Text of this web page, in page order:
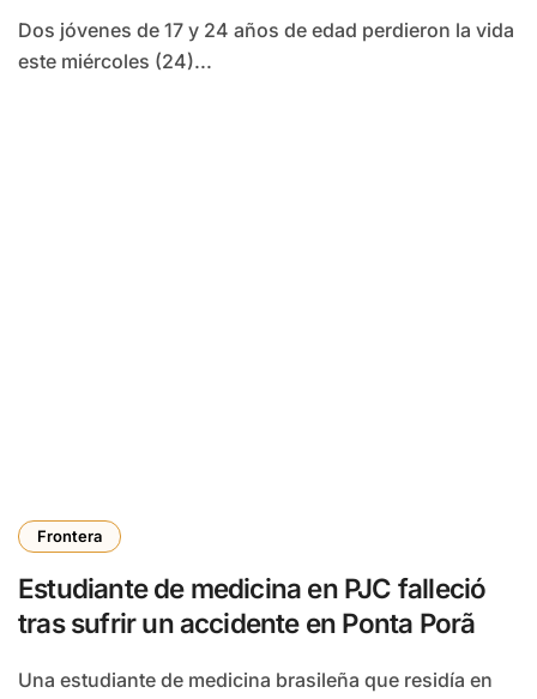
Dos jóvenes de 17 y 24 años de edad perdieron la vida
este miércoles (24)...
Frontera
Estudiante de medicina en PJC falleció
tras sufrir un accidente en Ponta Porã
Una estudiante de medicina brasileña que residía en